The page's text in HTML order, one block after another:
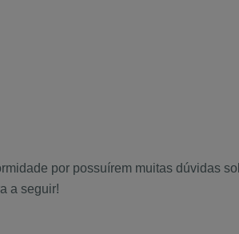
por possuírem muitas dúvidas
a seguir!